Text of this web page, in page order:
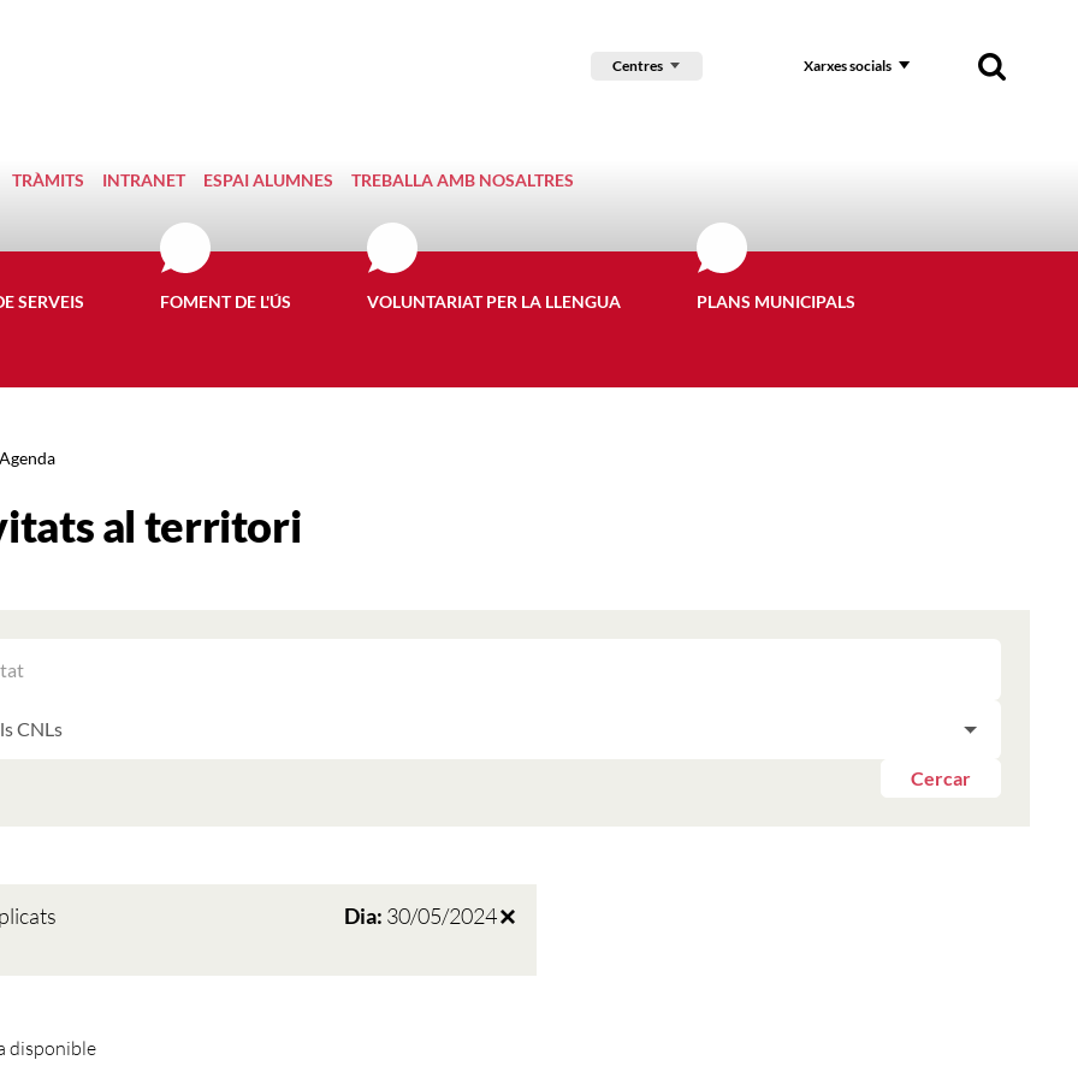
Centres Xarxes socials
TRÀMITS INTRANET ESPAI ALUMNES TREBALLA AMB NOSALTRES
SERVEIS FOMENT DE L'ÚS VOLUNTARIAT PER LA LLENGUA PLANS MUNICIPALS
Agenda
al territori
Cercar
Dia: 30/05/2024
disponible